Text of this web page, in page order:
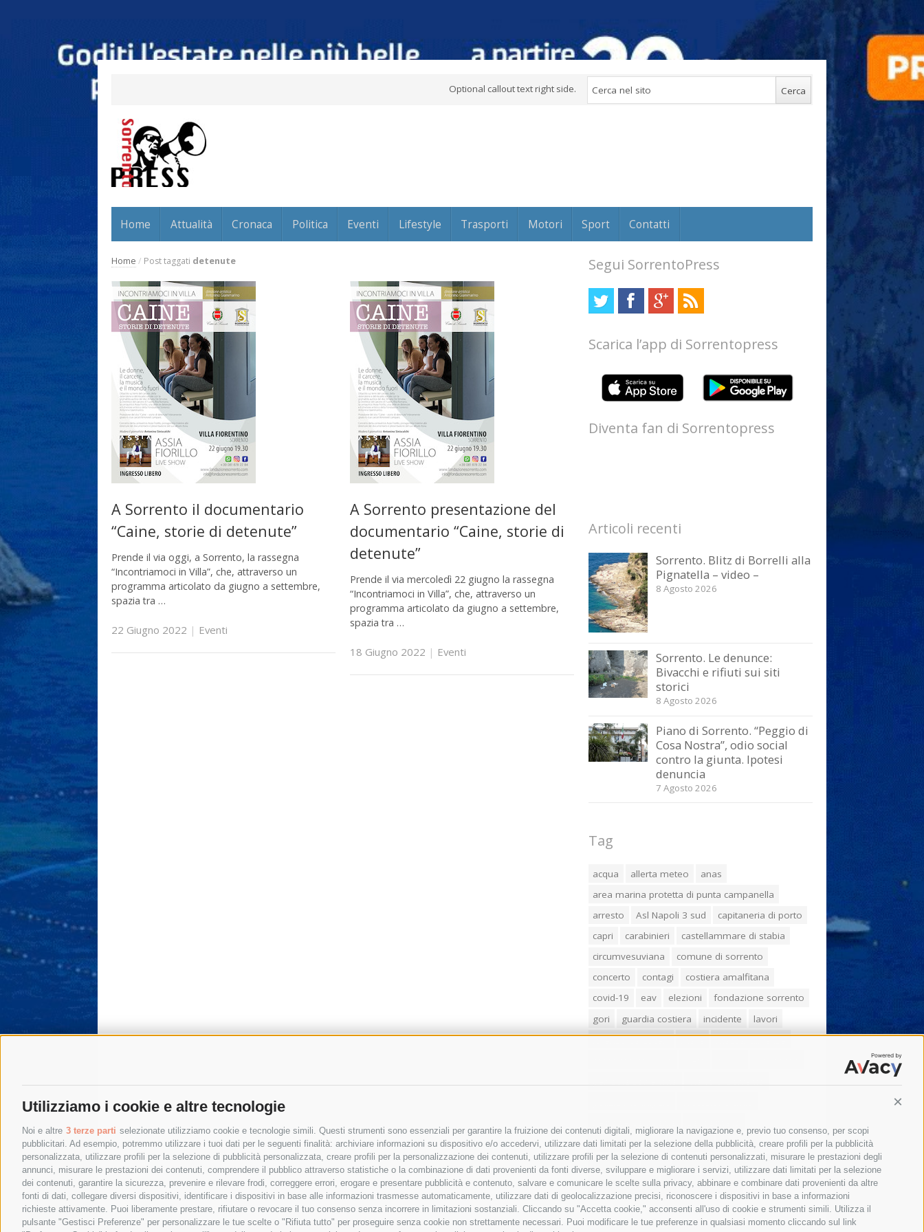
Utilizziamo i cookie e altre tecnologie
Noi e altre 3 terze parti selezionate utilizziamo cookie e tecnologie simili. Questi strumenti sono essenziali per garantire la fruizione dei contenuti digitali, migliorare la navigazione e, previo tuo consenso, per scopi
pubblicitari. Ad esempio, potremmo utilizzare i tuoi dati per le seguenti finalità: archiviare informazioni su dispositivo e/o accedervi, utilizzare dati limitati per la selezione della pubblicità, creare profili per la pubblicità
personalizzata, utilizzare profili per la selezione di pubblicità personalizzata, creare profili per la personalizzazione dei contenuti, utilizzare profili per la selezione di contenuti personalizzati, misurare le prestazioni degli
annunci, misurare le prestazioni dei contenuti, comprendere il pubblico attraverso statistiche o la combinazione di dati provenienti da fonti diverse, sviluppare e migliorare i servizi, utilizzare dati limitati per la selezione
dei contenuti, garantire la sicurezza, prevenire e rilevare frodi, correggere errori, erogare e presentare pubblicità e contenuto, salvare e comunicare le scelte sulla privacy, abbinare e combinare dati provenienti da altre
fonti di dati, collegare diversi dispositivi, identificare i dispositivi in base alle informazioni trasmesse automaticamente, utilizzare dati di geolocalizzazione precisi, riconoscere i dispositivi in base a informazioni
richieste attivamente. Puoi liberamente prestare, rifiutare o revocare il tuo consenso senza incorrere in limitazioni sostanziali. Cliccando su "Accetta cookie," acconsenti all'uso di cookie e strumenti simili. Utilizza il
pulsante "Gestisci Preferenze" per personalizzare le tue scelte o "Rifiuta tutto" per proseguire senza cookie non strettamente necessari. Puoi modificare le tue preferenze in qualsiasi momento cliccando sul link
Optional callout text right side.
Home Attualità Cronaca Politica Eventi Lifestyle Trasporti Motori Sport Contatti
Home / Post taggati detenute
A Sorrento il documentario
“Caine, storie di detenute”
Prende il via oggi, a Sorrento, la rassegna
“Incontriamoci in Villa”, che, attraverso un
programma articolato da giugno a settembre,
spazia tra …
22 Giugno 2022 | Eventi
A Sorrento presentazione del
documentario “Caine, storie di
detenute”
Prende il via mercoledì 22 giugno la rassegna
“Incontriamoci in Villa”, che, attraverso un
programma articolato da giugno a settembre,
spazia tra …
18 Giugno 2022 | Eventi
Segui SorrentoPress
Scarica l’app di Sorrentopress
Diventa fan di Sorrentopress
Articoli recenti
Sorrento. Blitz di Borrelli alla
Pignatella – video –
8 Agosto 2026
Sorrento. Le denunce:
Bivacchi e rifiuti sui siti
storici
8 Agosto 2026
Piano di Sorrento. “Peggio di
Cosa Nostra”, odio social
contro la giunta. Ipotesi
denuncia
7 Agosto 2026
Tag
acqua allerta meteo
anas
area marina protetta di punta campanella
arresto
Asl Napoli 3 sud
capitaneria di porto
capri
carabinieri
castellammare di stabia
circumvesuviana
comune di sorrento
concerto
contagi
costiera amalfitana
covid-19
eav elezioni
fondazione sorrento
gori
guardia costiera incidente
lavori
lorenzo balducelli
mare
massa lubrense
sindaco cuomo
sorrento
studenti
temporali
treni turismo
Vico Equense
villa fiorentino
vincenzo de luca